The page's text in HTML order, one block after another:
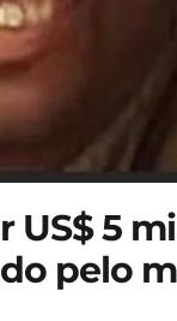
US$ 5
pelo